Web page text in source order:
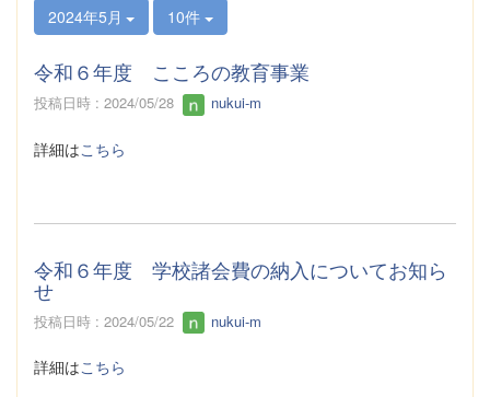
2024年5月 10件
令和６年度 こころの教育事業
投稿日時 : 2024/05/28 nukui-m
詳細はこちら
令和６年度 学校諸会費の納入についてお知ら
せ
投稿日時 : 2024/05/22 nukui-m
詳細はこちら